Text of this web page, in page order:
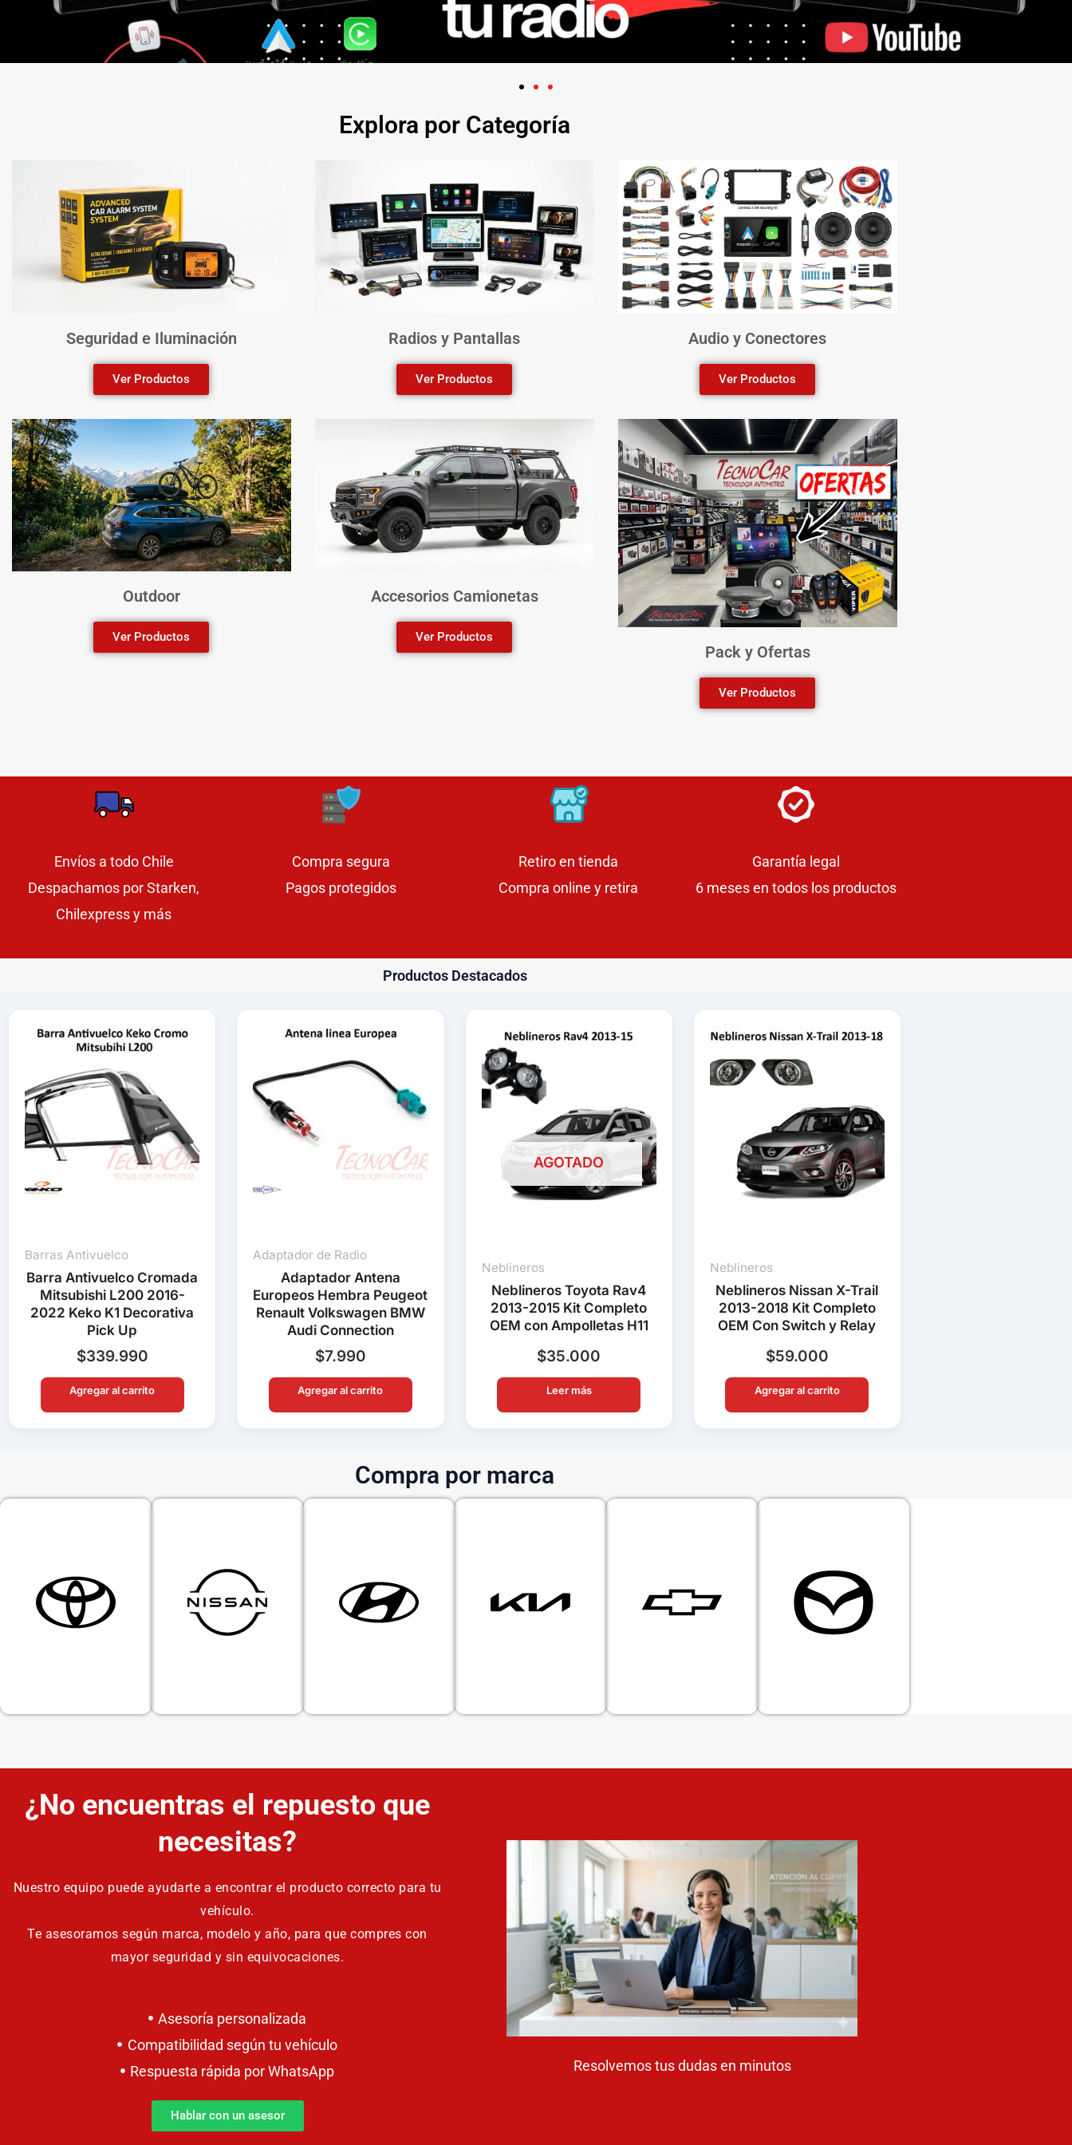
Explora por Categoría
Seguridad e Iluminación
Ver Productos
Radios y Pantallas
Ver Productos
Audio y Conectores
Ver Productos
Outdoor
Ver Productos
Accesorios Camionetas
Ver Productos
Pack y Ofertas
Ver Productos
Envíos a todo Chile
Despachamos por Starken,
Chilexpress y más
Compra segura
Pagos protegidos
Retiro en tienda
Compra online y retira
Garantía legal
6 meses en todos los productos
Productos Destacados
Barras Antivuelco
Barra Antivuelco Cromada
Mitsubishi L200 2016-
2022 Keko K1 Decorativa
Pick Up
$339.990
Agregar al carrito
Adaptador de Radio
Adaptador Antena
Europeos Hembra Peugeot
Renault Volkswagen BMW
Audi Connection
$7.990
Agregar al carrito
AGOTADO
Neblineros
Neblineros Toyota Rav4
2013-2015 Kit Completo
OEM con Ampolletas H11
$35.000
Leer más
Neblineros
Neblineros Nissan X-Trail
2013-2018 Kit Completo
OEM Con Switch y Relay
$59.000
Agregar al carrito
Compra por marca
¿No encuentras el repuesto que
necesitas?
Nuestro equipo puede ayudarte a encontrar el producto correcto para tu
vehículo.
Te asesoramos según marca, modelo y año, para que compres con
mayor seguridad y sin equivocaciones.
Asesoría personalizada
Compatibilidad según tu vehículo
Respuesta rápida por WhatsApp
Hablar con un asesor
Resolvemos tus dudas en minutos